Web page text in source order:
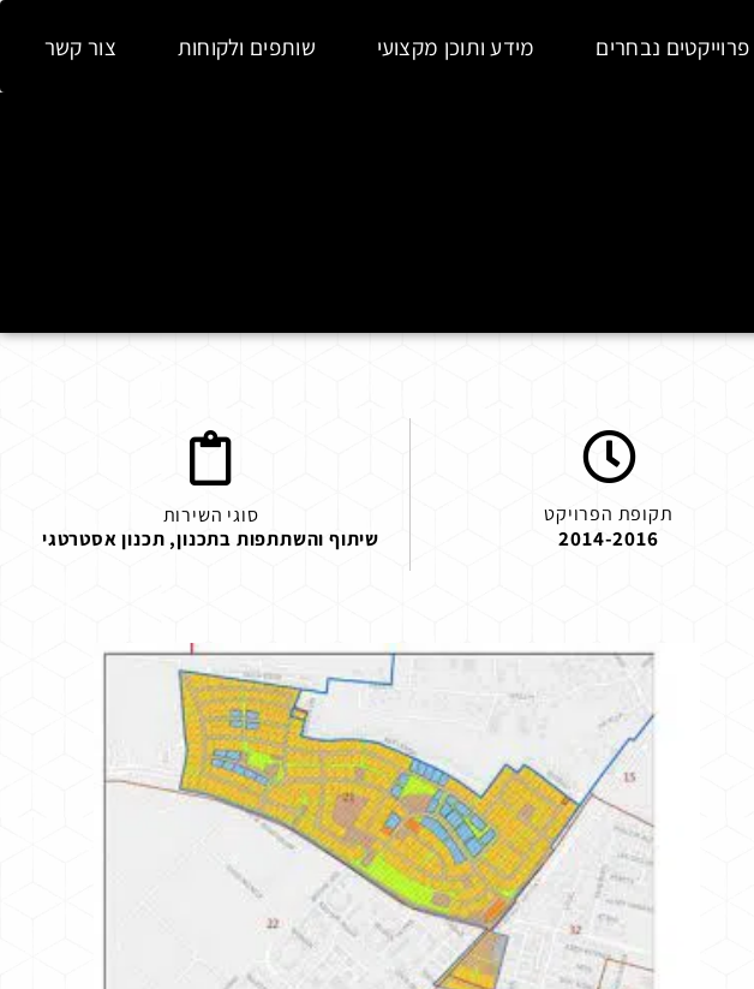
פרוייקטים נבחרים מידע ותוכן מקצועי שותפים ולקוחות צור קשר
תקופת הפרויקט
2014-2016
סוגי השירות
שיתוף והשתתפות בתכנון, תכנון אסטרטגי